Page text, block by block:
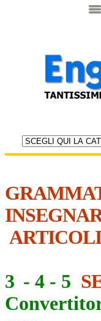
ARTICOLI
3 - 4 - 5